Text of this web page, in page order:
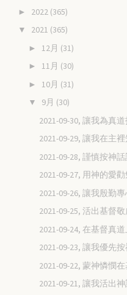
► 2022 (365)
▼ 2021 (365)
► 12月 (31)
► 11月 (30)
► 10月 (31)
▼ 9月 (30)
2021-09-30, 讓我為真
2021-09-29, 讓我在主
2021-09-28, 謹慎按神
2021-09-27, 用神的愛
2021-09-26, 讓我殷勤
2021-09-25, 活出基督
2021-09-24, 在基督真
2021-09-23, 讓我優先
2021-09-22, 蒙神憐憫
2021-09-21, 讓我活出